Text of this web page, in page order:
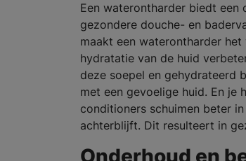
Een waterontharder biedt
gezondere douche- en
maakt een waterontharder
hydratatie van de huid
deze soepel en gehydrateerd
met een gevoelige huid. En je
conditioners schuimen beter
achterblijft. Dit resulteert in